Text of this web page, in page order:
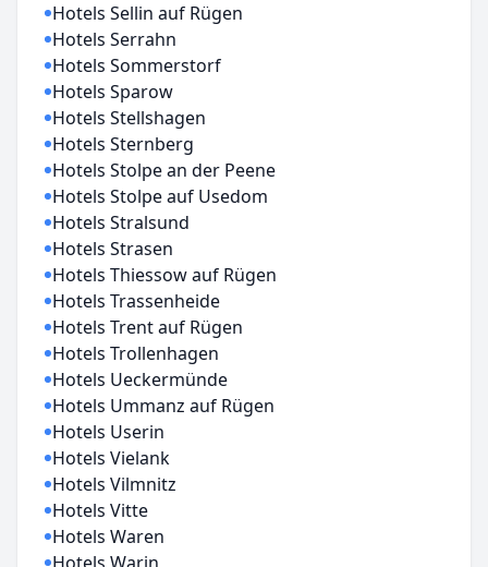
Hotels Sellin auf Rügen
Hotels Serrahn
Hotels Sommerstorf
Hotels Sparow
Hotels Stellshagen
Hotels Sternberg
Hotels Stolpe an der Peene
Hotels Stolpe auf Usedom
Hotels Stralsund
Hotels Strasen
Hotels Thiessow auf Rügen
Hotels Trassenheide
Hotels Trent auf Rügen
Hotels Trollenhagen
Hotels Ueckermünde
Hotels Ummanz auf Rügen
Hotels Userin
Hotels Vielank
Hotels Vilmnitz
Hotels Vitte
Hotels Waren